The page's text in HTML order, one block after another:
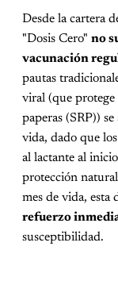
Desde la cartera
"Dosis Cero" no
vacunación
pautas
viral (que protege
paperas (SRP))
vida, dado que
al lactante al
protección
mes de vida, esta
refuerzo
susceptibilidad.